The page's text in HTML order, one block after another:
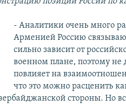
- Аналитики очень много
Арменией Россию
сильно зависит от
военном плане, поэтому не
повлияет на
что это можно расценить
стороны. Но